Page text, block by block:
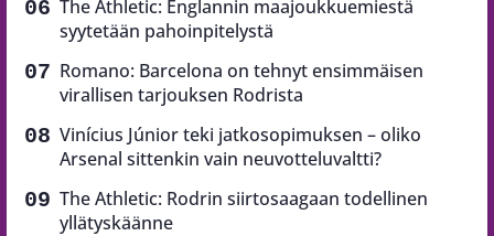
The Athletic: Englannin maajoukkuemiestä
syytetään pahoinpitelystä
Romano: Barcelona on tehnyt ensimmäisen
virallisen tarjouksen Rodrista
Vinícius Júnior teki jatkosopimuksen – oliko
Arsenal sittenkin vain neuvotteluvaltti?
The Athletic: Rodrin siirtosaagaan todellinen
yllätyskäänne